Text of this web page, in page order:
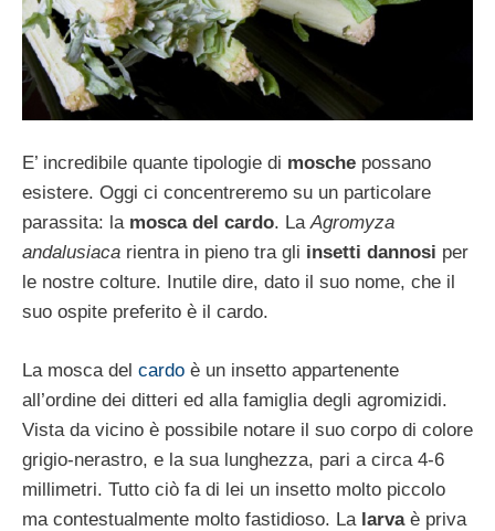
E’ incredibile quante tipologie di mosche possano
esistere. Oggi ci concentreremo su un particolare
parassita: la mosca del cardo. LaAgromyza
andalusiaca rientra in pieno tra gli insetti dannosi per
le nostre colture. Inutile dire, dato il suo nome, che il
suo ospite preferito è il cardo.
La mosca del cardo è un insetto appartenente
all’ordine dei ditteri ed alla famiglia degli agromizidi.
Vista da vicino è possibile notare il suo corpo di colore
grigio-nerastro, e la sua lunghezza, pari a circa 4-6
millimetri. Tutto ciò fa di lei un insetto molto piccolo
ma contestualmente molto fastidioso. La larvaè priva